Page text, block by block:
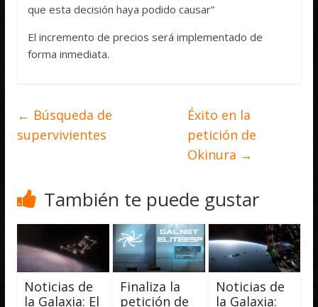
que esta decisión haya podido causar”
El incremento de precios será implementado de
forma inmediata.
← Búsqueda de
supervivientes
Éxito en la
petición de
Okinura →
También te puede gustar
Noticias de
la Galaxia: El
Finaliza la
petición de
Noticias de
la Galaxia: